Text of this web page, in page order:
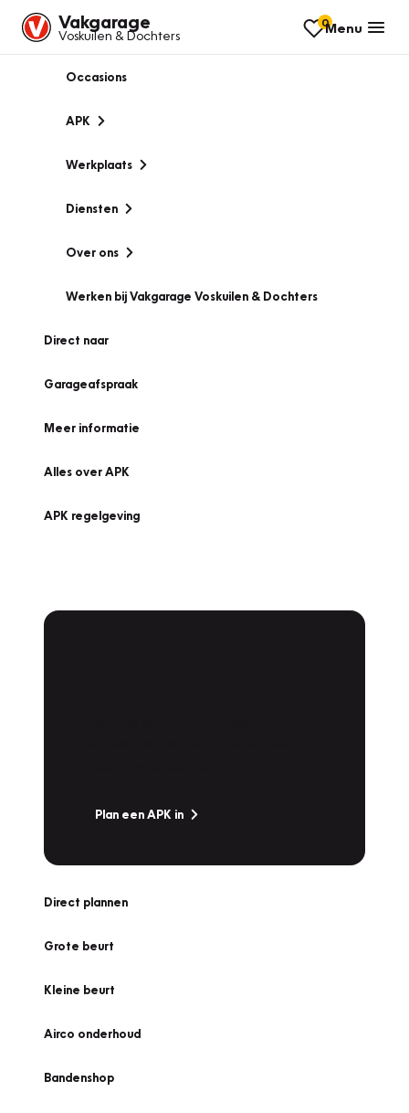
Vakgarage
Voskuilen & Dochters
0Menu
Occasions
APK
Werkplaats
Diensten
Over ons
Werken bij Vakgarage Voskuilen & Dochters
Direct naar
Garageafspraak
Meer informatie
Alles over APK
APK regelgeving
Plan een APK in
Direct plannen
Grote beurt
Kleine beurt
Airco onderhoud
Bandenshop